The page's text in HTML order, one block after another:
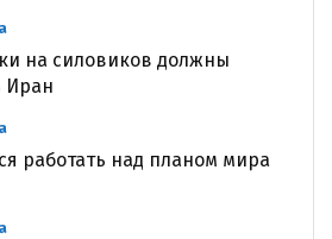
на силовиков должны
Иран
работать над планом мира